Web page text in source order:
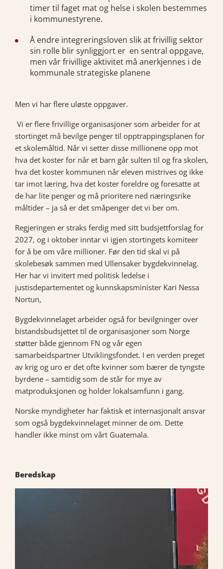
timer til faget mat og helse i skolen bestemmes
i kommunestyrene.
Å endre integreringsloven slik at frivillig sektor
sin rolle blir synliggjort er en sentral oppgave,
men vår frivillige aktivitet må anerkjennes i de
kommunale strategiske planene
Men vi har flere uløste oppgaver.
Vi er flere frivillige organisasjoner som arbeider for at
stortinget må bevilge penger til opptrappingsplanen for
et skolemåltid. Når vi setter disse millionene opp mot
hva det koster for når et barn går sulten til og fra skolen,
hva det koster kommunen når eleven mistrives og ikke
tar imot læring, hva det koster foreldre og foresatte at
de har lite penger og må prioritere ned næringsrike
måltider – ja så er det småpenger det vi ber om.
Regjeringen er straks ferdig med sitt budsjettforslag for
2027, og i oktober inntar vi igjen stortingets komiteer
for å be om våre millioner. Før den tid skal vi på
skolebesøk sammen med Ullensaker bygdekvinnelag.
Her har vi invitert med politisk ledelse i
justisdepartementet og kunnskapsminister Kari Nessa
Nortun,
Bygdekvinnelaget arbeider også for bevilgninger over
bistandsbudsjettet til de organisasjoner som Norge
støtter både gjennom FN og vår egen
samarbeidspartner Utviklingsfondet. I en verden preget
av krig og uro er det ofte kvinner som bærer de tyngste
byrdene – samtidig som de står for mye av
matproduksjonen og holder lokalsamfunn i gang.
Norske myndigheter har faktisk et internasjonalt ansvar
som også bygdekvinnelaget minner de om. Dette
handler ikke minst om vårt Guatemala.
Beredskap